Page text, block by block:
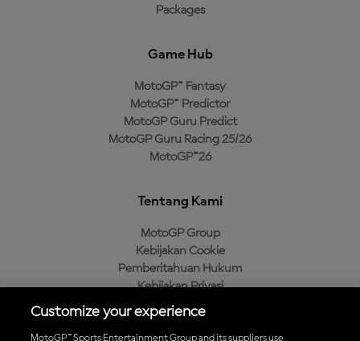
Packages
Game Hub
MotoGP™ Fantasy
MotoGP™ Predictor
MotoGP Guru Predict
MotoGP Guru Racing 25/26
MotoGP™26
Tentang Kami
MotoGP Group
Kebijakan Cookie
Pemberitahuan Hukum
Kebijakan Privasi
Kebijakan Pembelian
Customize your experience
MotoGP™ Sports Entertainment Group and its suppliers use